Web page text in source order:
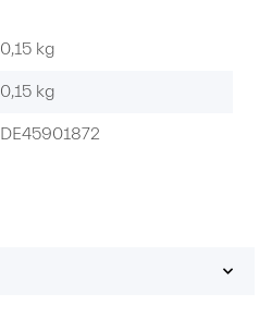
0,15 kg
0,15 kg
DE45901872